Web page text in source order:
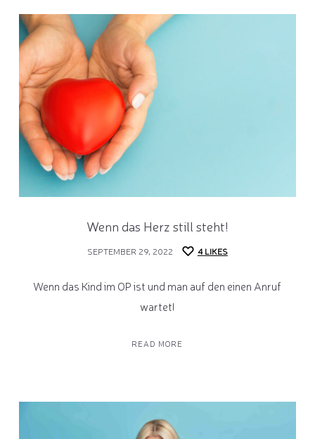
Wenn das Herz still steht!
SEPTEMBER 29, 2022 4 LIKES
Wenn das Kind im OP ist und man auf den einen Anruf
wartet!
READ MORE